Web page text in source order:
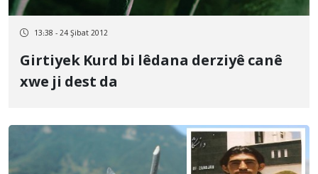
13:38 - 24 Şibat 2012
Girtiyek Kurd bi lêdana derziyê canê
xwe ji dest da